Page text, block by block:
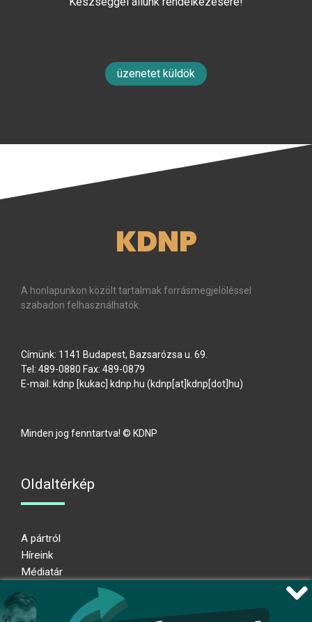
üzenetet küldök
KDNP
A honlapunkon közölt tartalmak forrásmegjelöléssel
szabadon felhasználhatók.
Címünk: 1141 Budapest, Bazsarózsa u. 69.
Tel: 489-0880 Fax: 489-0879
E-mail: kdnp [kukac] kdnp.hu (kdnp[at]kdnp[dot]hu)
Minden jog fenntartva! © KDNP
Oldaltérkép
A pártról
Híreink
Médiatár
Adatkezelési nyilatkozat